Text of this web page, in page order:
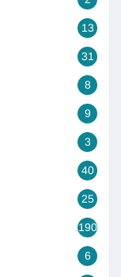
13
31
8
9
3
40
25
190
6